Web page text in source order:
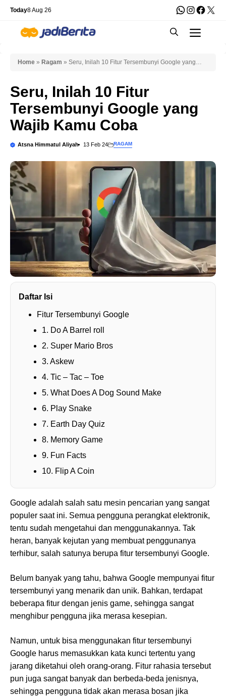
Skip
content
Today8 Aug 26 WhatsApp
X
Home » Ragam » Seru, Inilah 10 Fitur Tersembunyi Google yang
Seru, Inilah 10 Fitur
Tersembunyi Google yang
Wajib Kamu Coba
Atsna Himmatul Aliyah 13 Feb 24 RAGAM
Daftar Isi
Fitur Tersembunyi Google
1. Do A Barrel roll
2. Super Mario Bros
3. Askew
4. Tic – Tac – Toe
5. What Does A Dog Sound Make
6. Play Snake
7. Earth Day Quiz
8. Memory Game
9. Fun Facts
10. Flip A Coin
Google adalah salah satu mesin pencarian yang sangat
populer saat ini. Semua pengguna perangkat elektronik,
tentu sudah mengetahui dan menggunakannya. Tak
heran, banyak kejutan yang membuat penggunanya
terhibur, salah satunya berupa fitur tersembunyi Google.
Belum banyak yang tahu, bahwa Google mempunyai fitur
tersembunyi yang menarik dan unik. Bahkan, terdapat
beberapa fitur dengan jenis game, sehingga sangat
menghibur pengguna jika merasa kesepian.
Namun, untuk bisa menggunakan fitur tersembunyi
Google harus memasukkan kata kunci tertentu yang
jarang diketahui oleh orang-orang. Fitur rahasia tersebut
pun juga sangat banyak dan berbeda-beda jenisnya,
sehingga pengguna tidak akan merasa bosan jika